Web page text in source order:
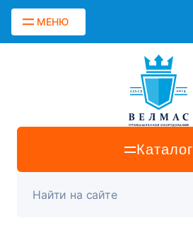
МЕНЮ
Каталог